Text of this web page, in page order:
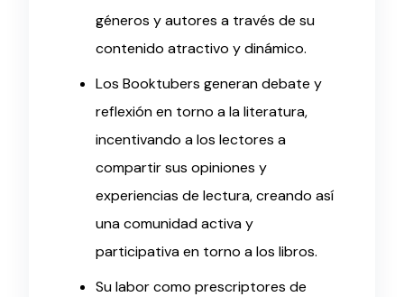
géneros y autores a través de su
contenido atractivo y dinámico.
Los Booktubers generan debate y
reflexión en torno a la literatura,
incentivando a los lectores a
compartir sus opiniones y
experiencias de lectura, creando así
una comunidad activa y
participativa en torno a los libros.
Su labor como prescriptores de